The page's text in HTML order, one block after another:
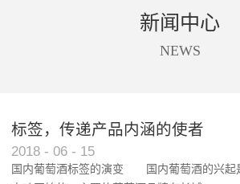
新闻中心
NEWS
标签，传递产品内涵的使者
2018 - 06 - 15
国内葡萄酒标签的演变 国内葡萄酒的兴起